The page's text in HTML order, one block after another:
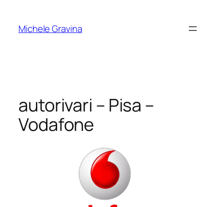
contenuto
Michele Gravina
autorivari – Pisa –
Vodafone